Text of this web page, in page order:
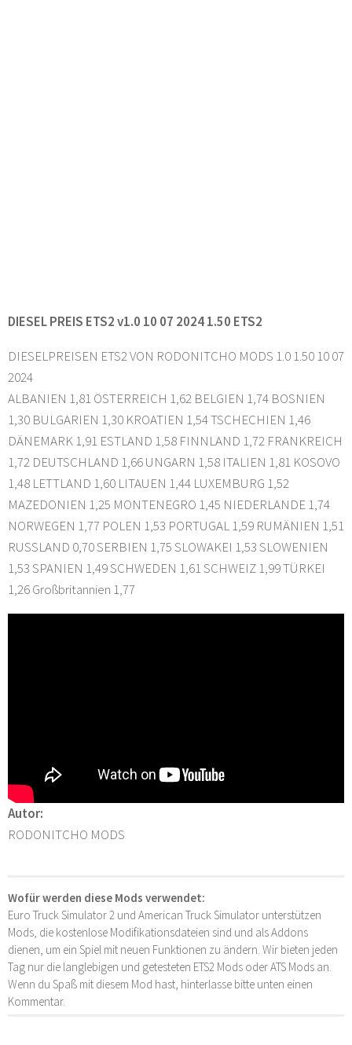
DIESEL PREIS ETS2 v1.0 10 07 2024 1.50 ETS2
DIESELPREISEN ETS2 VON RODONITCHO MODS 1.0 1.50 10 07
2024
ALBANIEN 1,81 ÖSTERREICH 1,62 BELGIEN 1,74 BOSNIEN
1,30 BULGARIEN 1,30 KROATIEN 1,54 TSCHECHIEN 1,46
DÄNEMARK 1,91 ESTLAND 1,58 FINNLAND 1,72 FRANKREICH
1,72 DEUTSCHLAND 1,66 UNGARN 1,58 ITALIEN 1,81 KOSOVO
1,48 LETTLAND 1,60 LITAUEN 1,44 LUXEMBURG 1,52
MAZEDONIEN 1,25 MONTENEGRO 1,45 NIEDERLANDE 1,74
NORWEGEN 1,77 POLEN 1,53 PORTUGAL 1,59 RUMÄNIEN 1,51
RUSSLAND 0,70 SERBIEN 1,75 SLOWAKEI 1,53 SLOWENIEN
1,53 SPANIEN 1,49 SCHWEDEN 1,61 SCHWEIZ 1,99 TÜRKEI
1,26 Großbritannien 1,77
Autor:
RODONITCHO MODS
Wofür werden diese Mods verwendet:
Euro Truck Simulator 2 und American Truck Simulator unterstützen
Mods, die kostenlose Modifikationsdateien sind und als Addons
dienen, um ein Spiel mit neuen Funktionen zu ändern. Wir bieten jeden
Tag nur die langlebigen und getesteten ETS2 Mods oder ATS Mods an.
Wenn du Spaß mit diesem Mod hast, hinterlasse bitte unten einen
Kommentar.